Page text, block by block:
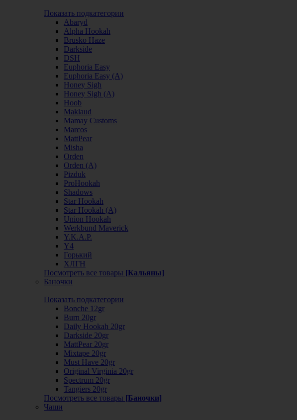
Показать подкатегории
Abaryd
Alpha Hookah
Brusko Haze
Darkside
DSH
Euphoria Easy
Euphoria Easy (А)
Honey Sigh
Honey Sigh (А)
Hoob
Maklaud
Mamay Customs
Marcos
MattPear
Misha
Orden
Orden (А)
Pizduk
ProHookah
Shadows
Star Hookah
Star Hookah (А)
Union Hookah
Werkbund Maverick
Y.K.A.P.
Y4
Горький
ХЛГН
Посмотреть все товары [Кальяны]
Баночки
Показать подкатегории
Bonche 12gr
Burn 20gr
Daily Hookah 20gr
Darkside 20gr
MattPear 20gr
Mixtape 20gr
Must Have 20gr
Original Virginia 20gr
Spectrum 20gr
Tangiers 20gr
Посмотреть все товары [Баночки]
Чаши